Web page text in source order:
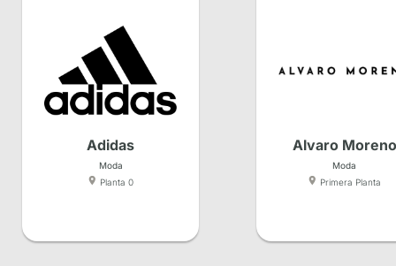
Adidas
Moda
Planta 0
Alvaro Moreno
Moda
Primera Planta